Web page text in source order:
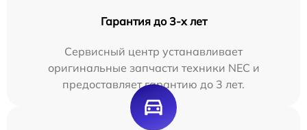
Гарантия до 3-х лет
Сервисный центр устанавливает
оригинальные запчасти техники NEC и
предоставляет гарантию до 3 лет.